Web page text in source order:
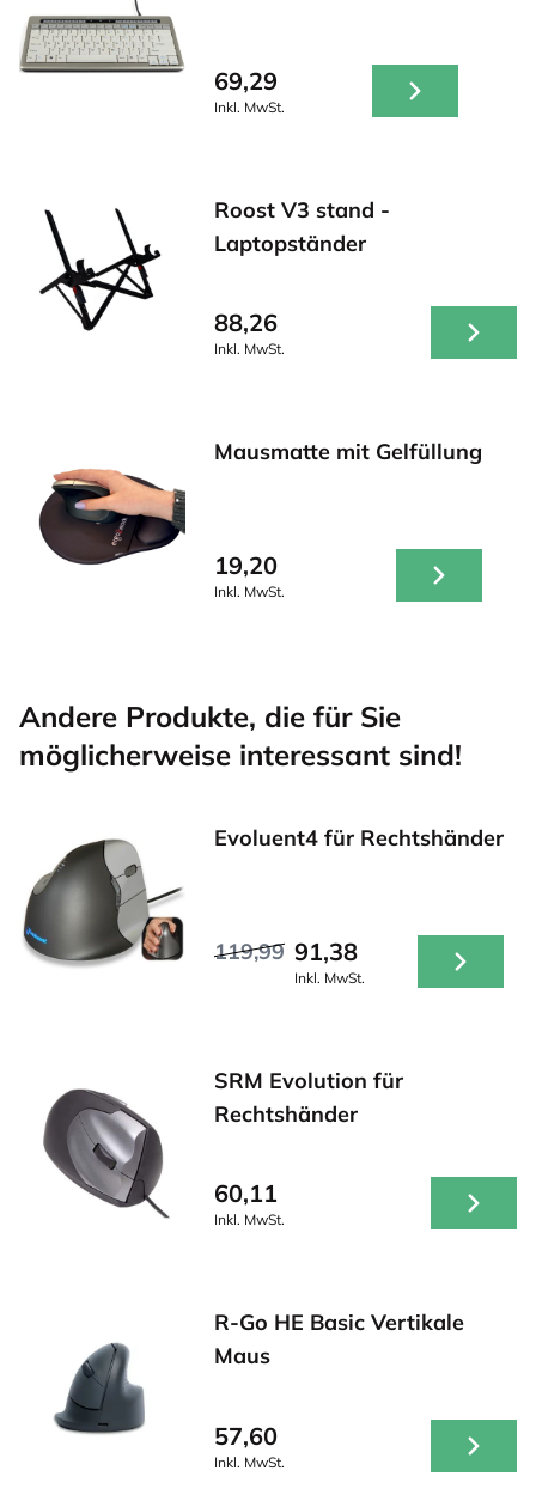
69,29
Inkl. MwSt.
Roost V3 stand -
Laptopständer
88,26
Inkl. MwSt.
Mausmatte mit Gelfüllung
19,20
Inkl. MwSt.
Andere Produkte, die für Sie
möglicherweise interessant sind!
Evoluent4 für Rechtshänder
119,99 91,38
Inkl. MwSt.
SRM Evolution für
Rechtshänder
60,11
Inkl. MwSt.
R-Go HE Basic Vertikale
Maus
57,60
Inkl. MwSt.